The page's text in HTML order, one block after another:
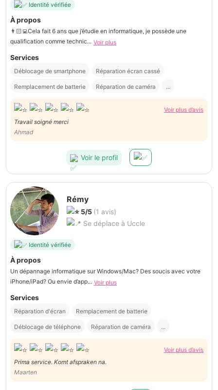
Identité vérifiée
À propos
👨🏻‍💻Cela fait 6 ans que j’étudie en informatique, je possède une
qualification comme technic... Voir plus
Services
Déblocage de smartphone Réparation écran cassé
Remplacement de batterie Réparation de caméra ...
Voir plus d’avis
Travail soigné merci
Ahmad
Voir le profil
Rémy
5/5 (1 avis)
Se déplace à Uccle
Identité vérifiée
À propos
Un dépannage informatique sur Windows/Mac? Des soucis avec votre
iPhone/iPad? Ou envie d’app... Voir plus
Services
Réparation d'écran Remplacement de batterie
Déblocage de téléphone Réparation de caméra ...
Voir plus d’avis
Prima service. Komt afspraken na.
Maarten